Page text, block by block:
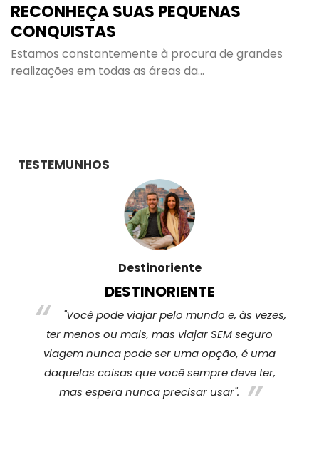
RECONHEÇA SUAS PEQUENAS
CONQUISTAS
Estamos constantemente à procura de grandes
realizações em todas as áreas da…
TESTEMUNHOS
Destinoriente
DESTINORIENTE
"Você pode viajar pelo mundo e, às vezes,
ter menos ou mais, mas viajar SEM seguro
viagem nunca pode ser uma opção, é uma
daquelas coisas que você sempre deve ter,
mas espera nunca precisar usar".